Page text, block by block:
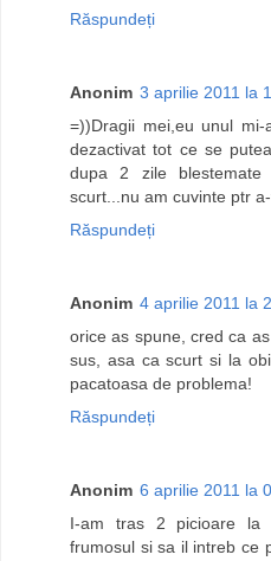
Răspundeți
Anonim 3 aprilie 2011 la
=))Dragii mei,eu unul
dezactivat tot ce se
dupa 2 zile blestemate
scurt...nu am cuvinte ptr
Răspundeți
Anonim 4 aprilie 2011 la
orice as spune, cred ca
sus, asa ca scurt si la
pacatoasa de problema!
Răspundeți
Anonim 6 aprilie 2011 la
I-am tras 2 picioare la
frumosul si sa il intreb ce